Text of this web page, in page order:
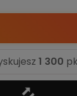
1 300